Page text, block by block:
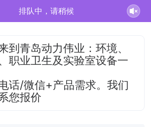
排队中，请稍候
到青岛动力伟业：环境、
职业卫生及实验室设备一
话/微信+产品需求。我们
您报价